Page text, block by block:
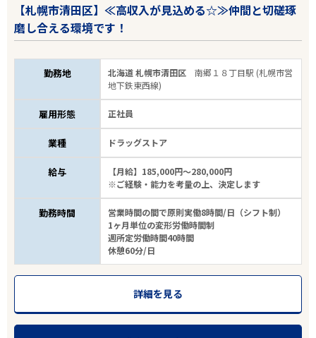
【札幌市清田区】≪高収入が見込める☆≫仲間と切磋琢
磨し合える環境です！
勤務地 北海道 札幌市清田区南郷１８丁目駅 (札幌市営
地下鉄東西線)
雇用形態 正社員
業種 ドラッグストア
給与
【月給】185,000円～280,000円
※ご経験・能力を考量の上、決定します
勤務時間
営業時間の間で原則実働8時間/日（シフト制）
1ヶ月単位の変形労働時間制
週所定労働時間40時間
休憩60分/日
詳細を見る